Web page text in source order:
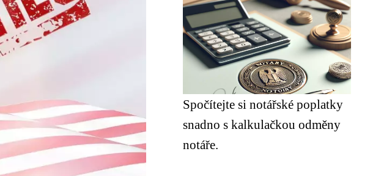
Spočítejte si notářské poplatky
snadno s kalkulačkou odměny
notáře.